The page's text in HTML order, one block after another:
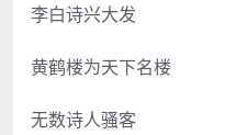
李白诗兴大发
黄鹤楼为天下名楼
无数诗人骚客